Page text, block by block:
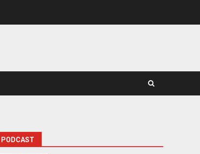
PODCAST